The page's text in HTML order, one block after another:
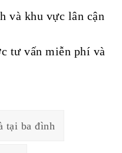
và khu vực lân cận
tư vấn miễn phí và
tại ba đình